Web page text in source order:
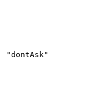
"dontAsk"